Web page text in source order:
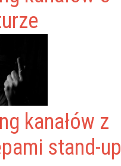
kanałów z
stand-up